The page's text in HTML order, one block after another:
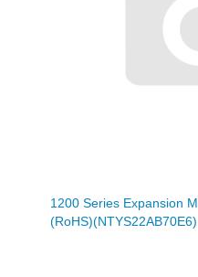
1200 Series Expansion
(RoHS)(NTYS22AB70E6)